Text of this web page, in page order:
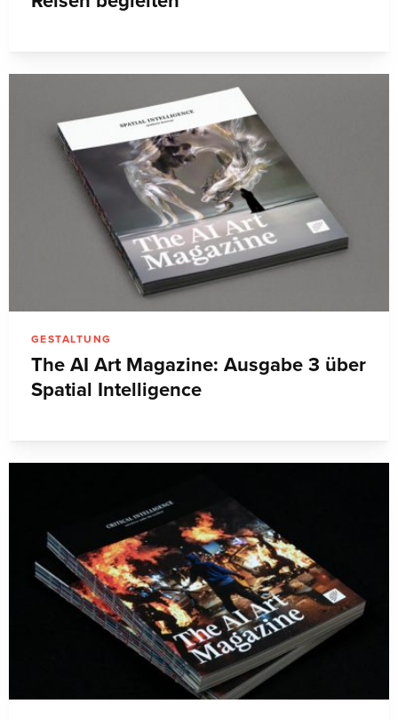
GESTALTUNG
The AI Art Magazine: Ausgabe 3 über
Spatial Intelligence